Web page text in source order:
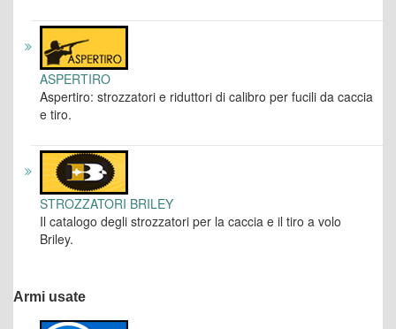
ASPERTIRO
Aspertiro: strozzatori e riduttori di calibro per fucili da caccia
e tiro.
STROZZATORI BRILEY
Il catalogo degli strozzatori per la caccia e il tiro a volo
Briley.
Armi usate